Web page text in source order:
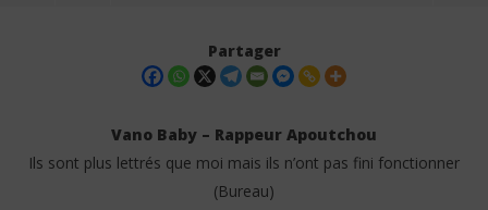
Partager
Vano Baby – Rappeur Apoutchou
Ils sont plus lettrés que moi mais ils n’ont pas fini fonctionner
(Bureau)